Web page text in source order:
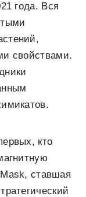
года. Вся
свойствами.
кто
ставшая